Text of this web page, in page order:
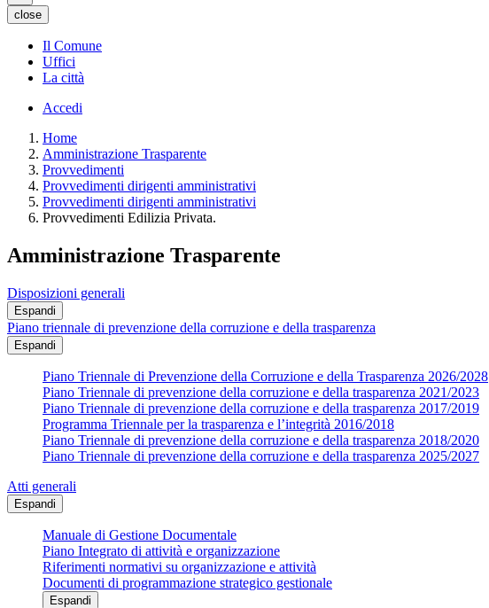
close
Il Comune
Uffici
La città
Accedi
Home
Amministrazione Trasparente
Provvedimenti
Provvedimenti dirigenti amministrativi
Provvedimenti dirigenti amministrativi
Provvedimenti Edilizia Privata.
Amministrazione Trasparente
Disposizioni generali
Espandi
Piano triennale di prevenzione della corruzione e della trasparenza
Espandi
Piano Triennale di Prevenzione della Corruzione e della Trasparenza 2026/2028
Piano Triennale di prevenzione della corruzione e della trasparenza 2021/2023
Piano Triennale di prevenzione della corruzione e della trasparenza 2017/2019
Programma Triennale per la trasparenza e l’integrità 2016/2018
Piano Triennale di prevenzione della corruzione e della trasparenza 2018/2020
Piano Triennale di prevenzione della corruzione e della trasparenza 2025/2027
Atti generali
Espandi
Manuale di Gestione Documentale
Piano Integrato di attività e organizzazione
Riferimenti normativi su organizzazione e attività
Documenti di programmazione strategico gestionale
Espandi